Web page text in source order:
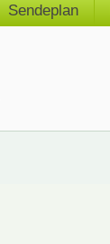
Sendeplan